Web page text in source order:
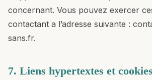
concernant. Vous pouvez exercer
contactant a l’adresse suivante :
sans.fr.
7. Liens hypertextes et cookies